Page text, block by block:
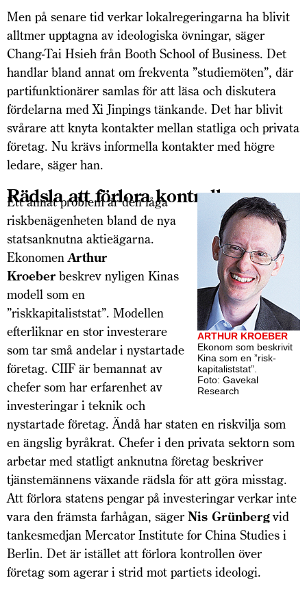
Men på senare tid verkar lokalregeringarna ha blivit
alltmer upptagna av ideologiska övningar, säger
Chang-Tai Hsieh från Booth School of Business. Det
handlar bland annat om frekventa ”studiemöten”, där
partifunktionärer samlas för att läsa och diskutera
fördelarna med Xi Jinpings tänkande. Det har blivit
svårare att knyta kontakter mellan statliga och privata
företag. Nu krävs informella kontakter med högre
ledare, säger han.
Rädsla att förlora kontrollen
ARTHUR KROEBER
Ekonom som beskrivit
Kina som en ”risk­
kapitaliststat”.
Foto: Gavekal
Research
Ett annat problem är den låga
riskbenägenheten bland de nya
statsanknutna aktieägarna.
EkonomenArthur
Kroeber beskrev nyligen Kinas
modell som en
”riskkapitaliststat”. Modellen
efterliknar en stor investerare
som tar små andelar i nystartade
företag. CIIF är bemannat av
chefer som har erfarenhet av
investeringar i teknik och
nystartade företag. Ändå har staten en riskvilja som
en ängslig byråkrat. Chefer i den privata sektorn som
arbetar med statligt anknutna företag beskriver
tjänstemännens växande rädsla för att göra misstag.
Att förlora statens pengar på investeringar verkar inte
vara den främsta farhågan, säger Nis Grünbergvid
tankesmedjan Mercator Institute for China Studies i
Berlin. Det är istället att förlora kontrollen över
företag som agerar i strid mot partiets ideologi.